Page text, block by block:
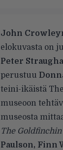
John
elokuvasta on
Peter
perustuu
teini-ikäistä
museoon
museosta
The Goldfinchin
Paulson, Finn